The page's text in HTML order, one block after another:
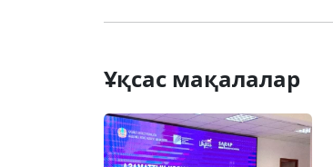
Ұқсас мақалалар